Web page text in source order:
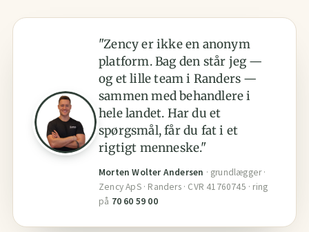
"Zency er ikke en anonym
platform. Bag den står jeg —
og et lille team i Randers —
sammen med behandlere i
hele landet. Har du et
spørgsmål, får du fat i et
rigtigt menneske."
Morten Wolter Andersen · grundlægger ·
Zency ApS · Randers · CVR 41760745 · ring
på 70 60 59 00